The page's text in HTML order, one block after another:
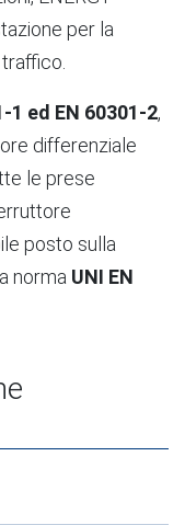
per la
1 ed EN 60301-2,
differenziale
le prese
posto sulla
norma UNI EN